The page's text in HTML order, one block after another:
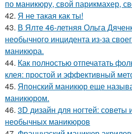
по маникюру, свой парикмахер,
42. Я не такая как ты!
43. В Ялте 46-летняя Ольга
необычного инцидента из-за
маникюра.
44. Как полностью отпечатать
клея: простой и эффективный
45. Японский маникюр еще
маникюром.
46. 3D дизайн для ногтей: советы
необычных маникюров